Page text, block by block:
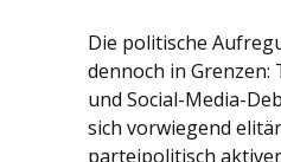
Die politische
dennoch in
und Social-Media-
sich vorwiegend
parteipolitisch